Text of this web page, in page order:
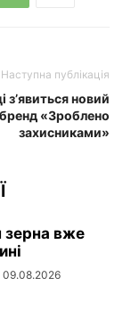
Наступна публікація
з’явиться новий
бренд «Зроблено
захисниками»
зерна вже
09.08.2026